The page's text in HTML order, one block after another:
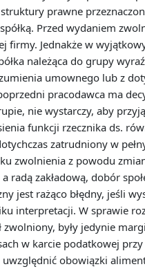
prawne
Przed wydaniem
Jednakże w
należąca do grupy
umownego lub z
pracodawca ma
nie wystarczy, aby
funkcji rzecznika ds.
zatrudniony w
zwolnienia z powodu
zakładową, dobór
jest rażąco błędny, jeśli
interpretacji. W sprawie
były jedynie
w karcie podatkowej
obowiązki